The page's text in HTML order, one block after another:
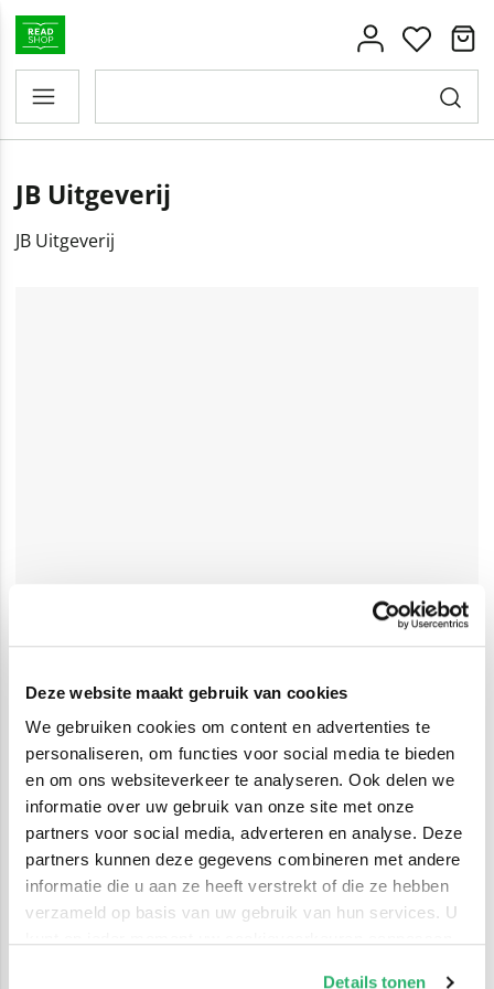
Deze website maakt gebruik van cookies
We gebruiken cookies om content en advertenties te
personaliseren, om functies voor social media te bieden
en om ons websiteverkeer te analyseren. Ook delen we
informatie over uw gebruik van onze site met onze
partners voor social media, adverteren en analyse. Deze
partners kunnen deze gegevens combineren met andere
informatie die u aan ze heeft verstrekt of die ze hebben
verzameld op basis van uw gebruik van hun services. U
Details tonen
JB Uitgeverij
JB Uitgeverij